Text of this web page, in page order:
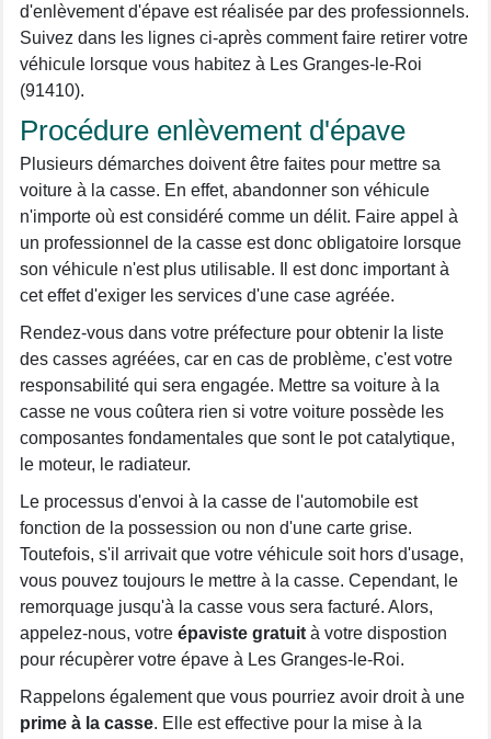
d'enlèvement d'épave est réalisée par des professionnels.
Suivez dans les lignes ci-après comment faire retirer votre
véhicule lorsque vous habitez à Les Granges-le-Roi
(91410).
Procédure enlèvement d'épave
Plusieurs démarches doivent être faites pour mettre sa
voiture à la casse. En effet, abandonner son véhicule
n'importe où est considéré comme un délit. Faire appel à
un professionnel de la casse est donc obligatoire lorsque
son véhicule n'est plus utilisable. Il est donc important à
cet effet d'exiger les services d'une case agréée.
Rendez-vous dans votre préfecture pour obtenir la liste
des casses agréées, car en cas de problème, c'est votre
responsabilité qui sera engagée. Mettre sa voiture à la
casse ne vous coûtera rien si votre voiture possède les
composantes fondamentales que sont le pot catalytique,
le moteur, le radiateur.
Le processus d'envoi à la casse de l'automobile est
fonction de la possession ou non d'une carte grise.
Toutefois, s'il arrivait que votre véhicule soit hors d'usage,
vous pouvez toujours le mettre à la casse. Cependant, le
remorquage jusqu'à la casse vous sera facturé. Alors,
appelez-nous, votre épaviste gratuit à votre dispostion
pour récupèrer votre épave à Les Granges-le-Roi.
Rappelons également que vous pourriez avoir droit à une
prime à la casse. Elle est effective pour la mise à la